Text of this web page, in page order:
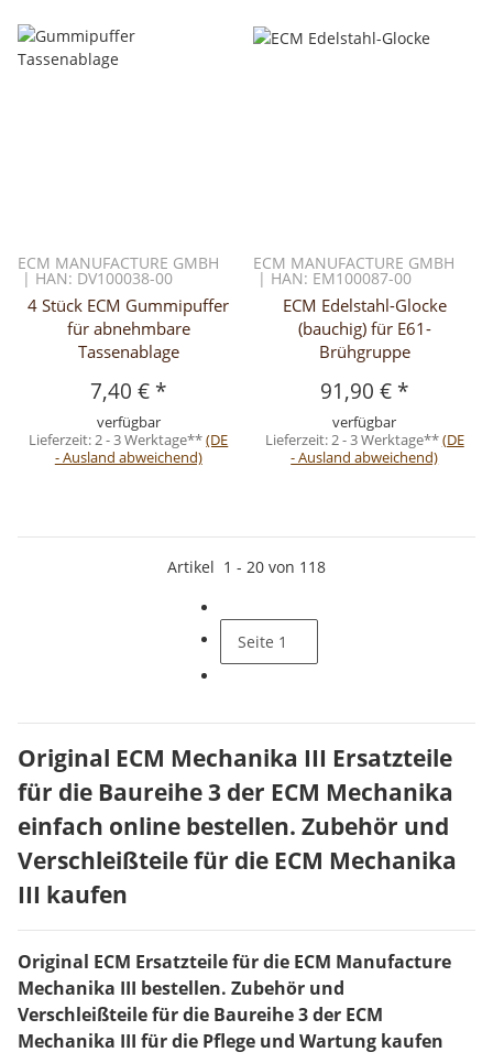
ECM MANUFACTURE GMBH
| HAN: DV100038-00
4 Stück ECM Gummipuffer
für abnehmbare
Tassenablage
7,40 € *
verfügbar
Lieferzeit:2 - 3 Werktage**(DE
- Ausland abweichend)
ECM MANUFACTURE GMBH
| HAN: EM100087-00
ECM Edelstahl-Glocke
(bauchig) für E61-
Brühgruppe
91,90 € *
verfügbar
Lieferzeit:2 - 3 Werktage**(DE
- Ausland abweichend)
Artikel 1 - 20 von 118
Seite 1
Original ECM Mechanika III Ersatzteile
für die Baureihe 3 der ECM Mechanika
einfach online bestellen. Zubehör und
Verschleißteile für die ECM Mechanika
III kaufen
Original ECM Ersatzteile für die ECM Manufacture
Mechanika III bestellen. Zubehör und
Verschleißteile für die Baureihe 3 der ECM
Mechanika III für die Pflege und Wartung kaufen